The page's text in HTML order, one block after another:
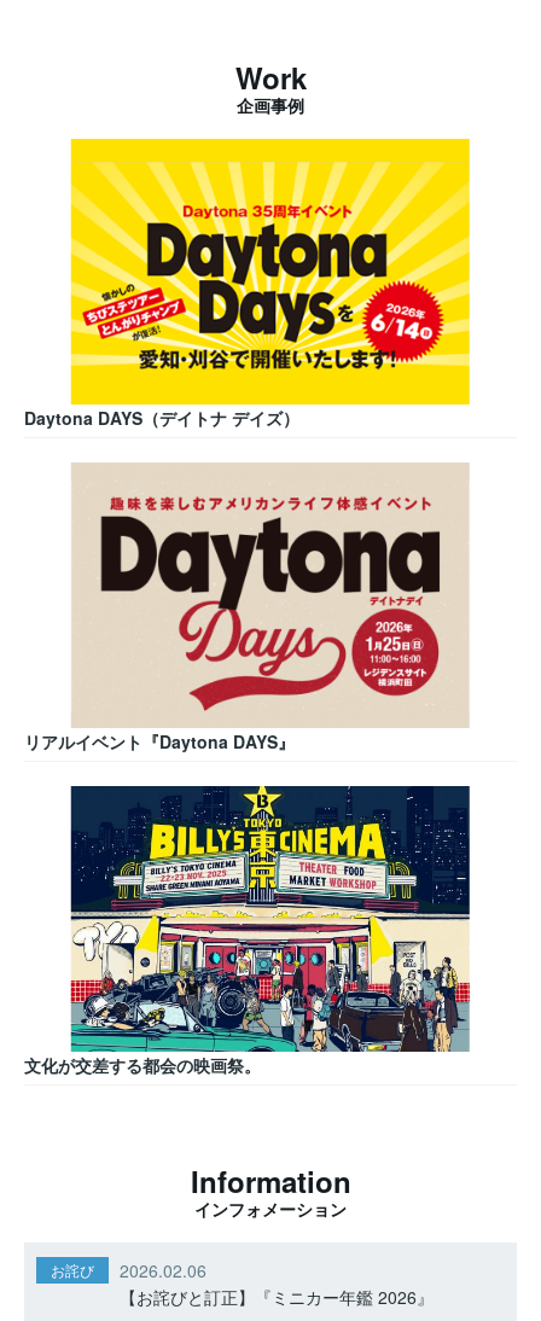
Work
企画事例
Daytona DAYS（デイトナ デイズ）
リアルイベント『Daytona DAYS』
文化が交差する都会の映画祭。
Information
インフォメーション
お詫び
2026.02.06
【お詫びと訂正】『ミニカー年鑑 2026』